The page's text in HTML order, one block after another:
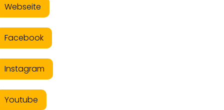
Webseite
Facebook
Instagram
Youtube